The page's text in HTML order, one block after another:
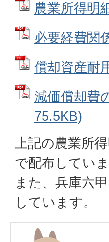
農業所得明
必要経費関
償却資産耐
減価償却費
75.5KB)
上記の農業所
で配布していま
また、兵庫六
しています。